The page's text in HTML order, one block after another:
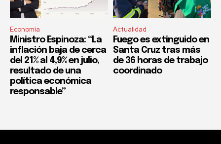
Economía
Ministro Espinoza: “La
inflación baja de cerca
del 21% al 4,9% en julio,
resultado de una
política económica
responsable”
Actualidad
Fuego es extinguido en
Santa Cruz tras más
de 36 horas de trabajo
coordinado